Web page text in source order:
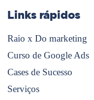
Links rápidos
Raio x Do marketing
Curso de Google Ads
Cases de Sucesso
Serviços